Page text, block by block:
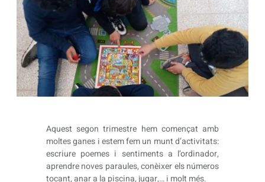
Aquest segon trimestre hem començat amb
moltes ganes i estem fem un munt d’activitats:
escriure poemes i sentiments a l’ordinador,
aprendre noves paraules, conèixer els números
tocant, anar a la piscina, jugar,… i molt més.